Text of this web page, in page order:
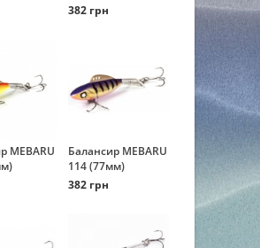
382 грн
MEBARU
Балансир MEBARU
114 (77мм)
382 грн